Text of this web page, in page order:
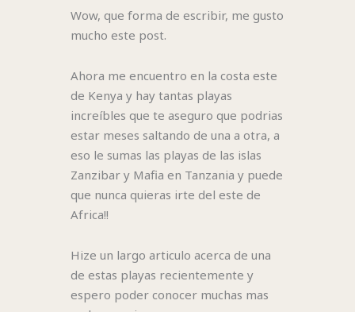
Wow, que forma de escribir, me gusto
mucho este post.
Ahora me encuentro en la costa este
de Kenya y hay tantas playas
increíbles que te aseguro que podrias
estar meses saltando de una a otra, a
eso le sumas las playas de las islas
Zanzibar y Mafia en Tanzania y puede
que nunca quieras irte del este de
Africa!!
Hize un largo articulo acerca de una
de estas playas recientemente y
espero poder conocer muchas mas